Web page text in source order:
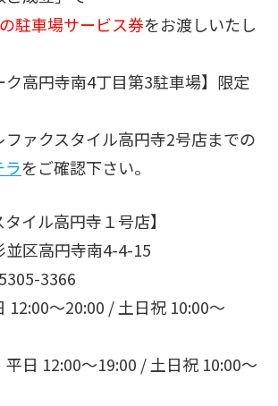
駐車場サービス券をお渡しいたし
ク高円寺南4丁目第3駐車場】限定
ァクスタイル高円寺2号店までの
ラをご確認下さい。
タイル高円寺１号店】
並区高円寺南4-4-15
3366
12:00～20:00 / 土日祝 10:00～
日 12:00～19:00 / 土日祝 10:00～